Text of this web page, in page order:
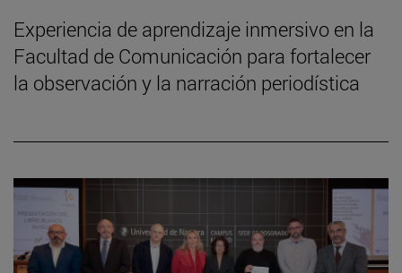
Experiencia de aprendizaje inmersivo en la
Facultad de Comunicación para fortalecer
la observación y la narración periodística